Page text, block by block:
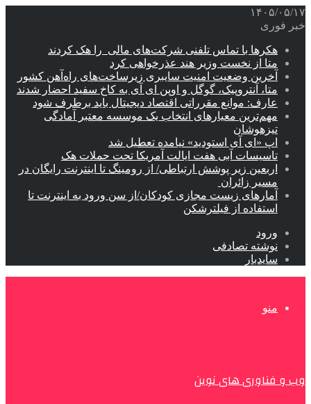
۱۴۰۵/۰۵/۱۷
خبر فوری
هکرها با تماس تلفنی شرکت‌های مالی را هک کردند
متا از نخست وزیر هند عذرخواهی کرد
آخرین وضعیت امنیت سایبری زیرساخت‌های راه‌آهن کشور
متا، آنتروپیک، گوگل و اوپن ای آی به کاخ سفید احضار شدند
عارف: موانع مقرراتی اقتصاد دیجیتال باید برطرف شود
مهم‌ترین معیارهای انتخاب یک موسسه معتبر آمادگی
تیزهوشان
اپ «ای آی استودید» نیامده تعطیل شد
تاسیسات آبی هفت ایالت آمریکا تحت حملات هک
اربعین زیر پوشش ارتباطی/ از رومینگ تا اینترنت رایگان در
مسیر زائران
آمارهای زیست مجازی کودکان/از سن ورود به اینترنت تا
استفاده از فیلترشکن
ورود
نوشته تصادفی
سایدبار
منو
وب و فناوری های نوین